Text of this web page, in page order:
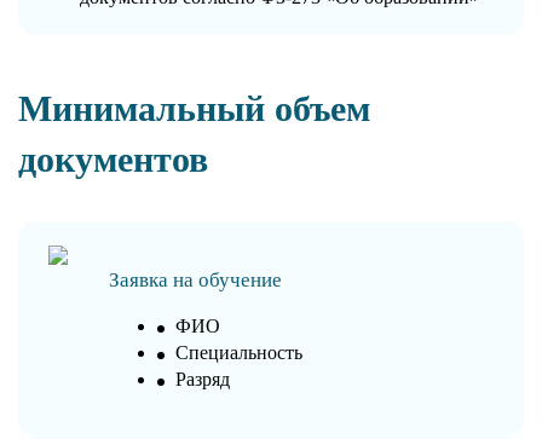
Минимальный объем
документов
Заявка на обучение
ФИО
Специальность
Разряд